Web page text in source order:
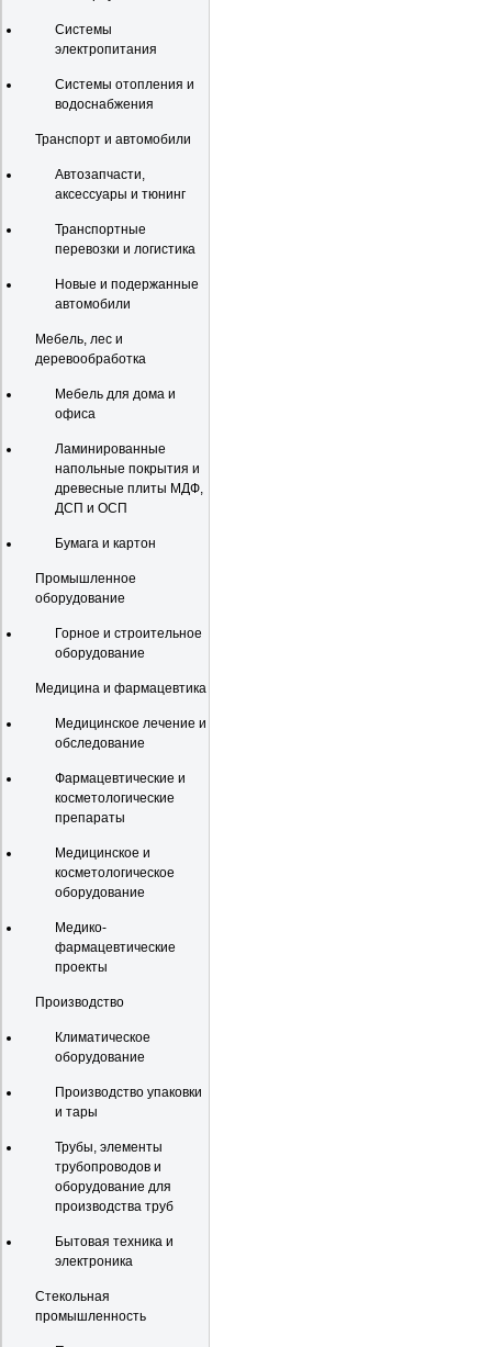
Системы
электропитания
Системы отопления и
водоснабжения
Транспорт и автомобили
Автозапчасти,
аксессуары и тюнинг
Транспортные
перевозки и логистика
Новые и подержанные
автомобили
Мебель, лес и
деревообработка
Мебель для дома и
офиса
Ламинированные
напольные покрытия и
древесные плиты МДФ,
ДСП и ОСП
Бумага и картон
Промышленное
оборудование
Горное и строительное
оборудование
Медицина и фармацевтика
Медицинское лечение и
обследование
Фармацевтические и
косметологические
препараты
Медицинское и
косметологическое
оборудование
Медико-
фармацевтические
проекты
Производство
Климатическое
оборудование
Производство упаковки
и тары
Трубы, элементы
трубопроводов и
оборудование для
производства труб
Бытовая техника и
электроника
Стекольная
промышленность